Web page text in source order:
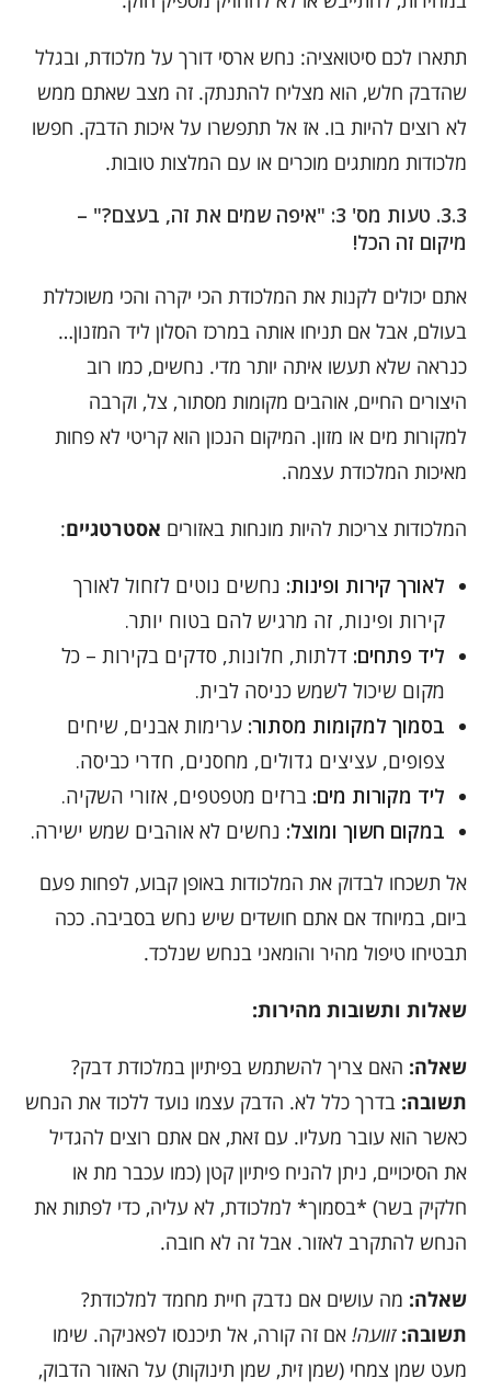
תתארו לכם סיטואציה: נחש ארסי דורך על מלכודת, ובגלל
שהדבק חלש, הוא מצליח להתנתק. זה מצב שאתם ממש
לא רוצים להיות בו. אז אל תתפשרו על איכות הדבק. חפשו
מלכודות ממותגים מוכרים או עם המלצות טובות.
3.3. טעות מס' 3: "איפה שמים את זה, בעצם?" –
מיקום זה הכל!
אתם יכולים לקנות את המלכודת הכי יקרה והכי משוכללת
בעולם, אבל אם תניחו אותה במרכז הסלון ליד המזנון…
כנראה שלא תעשו איתה יותר מדי. נחשים, כמו רוב
היצורים החיים, אוהבים מקומות מסתור, צל, וקרבה
למקורות מים או מזון. המיקום הנכון הוא קריטי לא פחות
מאיכות המלכודת עצמה.
המלכודות צריכות להיות מונחות באזורים אסטרטגיים:
לאורך קירות ופינות: נחשים נוטים לזחול לאורך
קירות ופינות, זה מרגיש להם בטוח יותר.
ליד פתחים: דלתות, חלונות, סדקים בקירות – כל
מקום שיכול לשמש כניסה לבית.
בסמוך למקומות מסתור: ערימות אבנים, שיחים
צפופים, עציצים גדולים, מחסנים, חדרי כביסה.
ליד מקורות מים: ברזים מטפטפים, אזורי השקיה.
במקום חשוך ומוצל: נחשים לא אוהבים שמש ישירה.
אל תשכחו לבדוק את המלכודות באופן קבוע, לפחות פעם
ביום, במיוחד אם אתם חושדים שיש נחש בסביבה. ככה
תבטיחו טיפול מהיר והומאני בנחש שנלכד.
שאלות ותשובות מהירות:
שאלה: האם צריך להשתמש בפיתיון במלכודת דבק?
תשובה: בדרך כלל לא. הדבק עצמו נועד ללכוד את הנחש
כאשר הוא עובר מעליו. עם זאת, אם אתם רוצים להגדיל
את הסיכויים, ניתן להניח פיתיון קטן (כמו עכבר מת או
חלקיק בשר) *בסמוך* למלכודת, לא עליה, כדי לפתות את
הנחש להתקרב לאזור. אבל זה לא חובה.
שאלה: מה עושים אם נדבק חיית מחמד למלכודת?
תשובה: זוועה! אם זה קורה, אל תיכנסו לפאניקה. שימו
מעט שמן צמחי (שמן זית, שמן תינוקות) על האזור הדבוק,